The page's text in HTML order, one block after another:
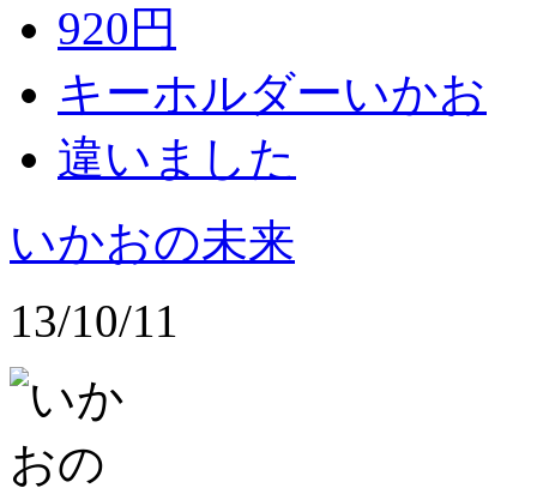
920円
キーホルダーいかお
違いました
いかおの未来
13/10/11